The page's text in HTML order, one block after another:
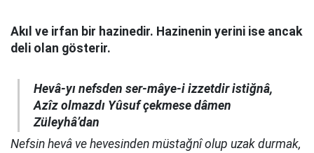
Akıl ve irfan bir hazinedir. Hazinenin yerini ise ancak
deli olan gösterir.
Hevâ-yı nefsden ser-mâye-i izzetdir istiğnâ,
Azîz olmazdı Yûsuf çekmese dâmen
Züleyhâ’dan
Nefsin hevâ ve hevesinden müstağnî olup uzak durmak,